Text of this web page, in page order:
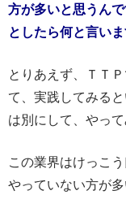
方が多いと思うん
としたら何と言い
とりあえず、ＴＴ
て、実践してみる
は別にして、やっ
この業界はけっこ
やっていない方が多